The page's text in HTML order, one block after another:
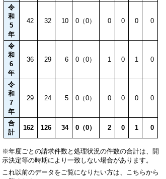
令
和
5
年
42 32 10 0（0） 0 0 0 0
令
和
6
年
36 29 6 0（0） 1 0 1 0
令
和
7
年
29 24 5 0（0） 0 0 0 0
合
計
162 126 34 0（0） 2 0 1 0
※年度ごとの請求件数と処理状況の件数の合計は、開
示決定等の時期により一致しない場合があります。
これ以前のデータをご覧になりたい方は、こちらから